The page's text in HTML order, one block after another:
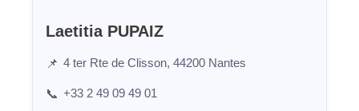
Laetitia PUPAIZ
📌 4 ter Rte de Clisson, 44200 Nantes
📞 +33 2 49 09 49 01